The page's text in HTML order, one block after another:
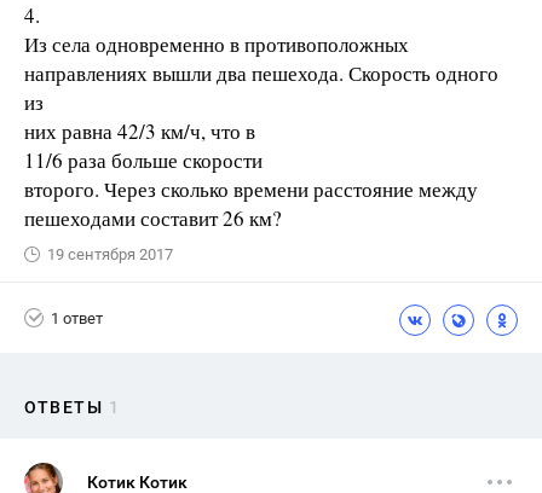
4.
Из села одновременно в противоположных
направлениях вышли два пешехода. Скорость одного
из
них равна 42/3 км/ч, что в
11/6 раза больше скорости
второго. Через сколько времени расстояние между
пешеходами составит 26 км?
19 сентября 2017
1 ответ
ОТВЕТЫ 1
Котик Котик